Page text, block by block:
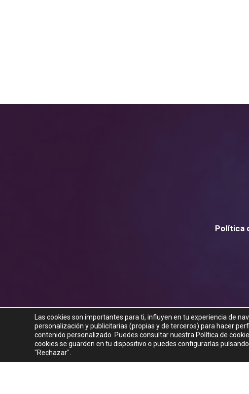
Política
Las cookies son importantes para ti, influyen en tu experiencia de
personalización y publicitarias (propias y de terceros) para hacer
contenido personalizado. Puedes consultar nuestra Política de
cookies se guarden en tu dispositivo o puedes configurarlas
"Rechazar".